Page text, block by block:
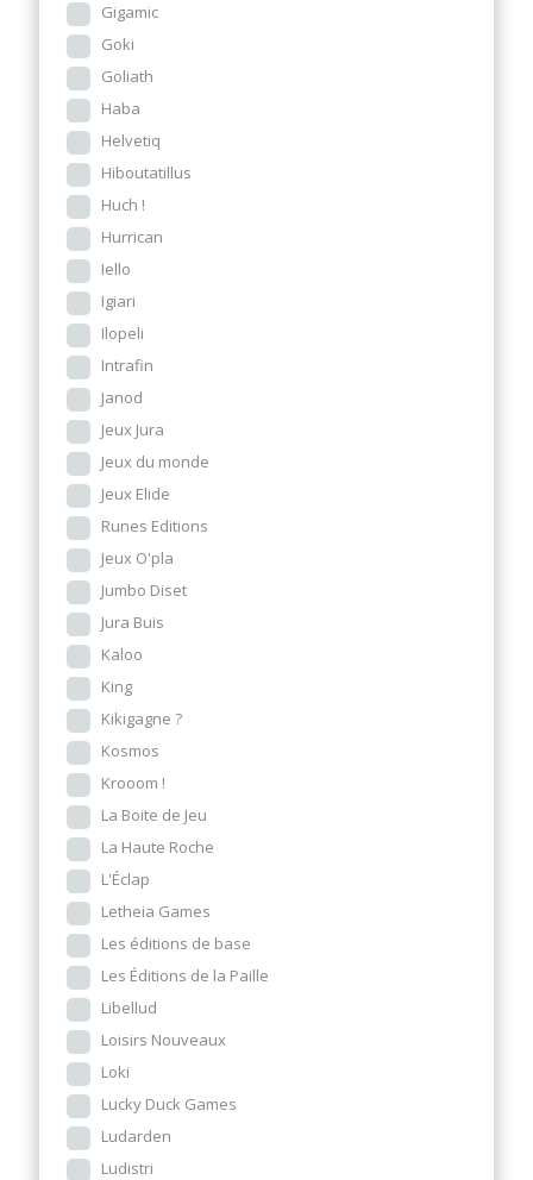
Gigamic
Goki
Goliath
Haba
Helvetiq
Hiboutatillus
Huch !
Hurrican
Iello
Igiari
Ilopeli
Intrafin
Janod
Jeux Jura
Jeux du monde
Jeux Elide
Runes Editions
Jeux O'pla
Jumbo Diset
Jura Buis
Kaloo
King
Kikigagne ?
Kosmos
Krooom !
La Boite de Jeu
La Haute Roche
L'Éclap
Letheia Games
Les éditions de base
Les Éditions de la Paille
Libellud
Loisirs Nouveaux
Loki
Lucky Duck Games
Ludarden
Ludistri